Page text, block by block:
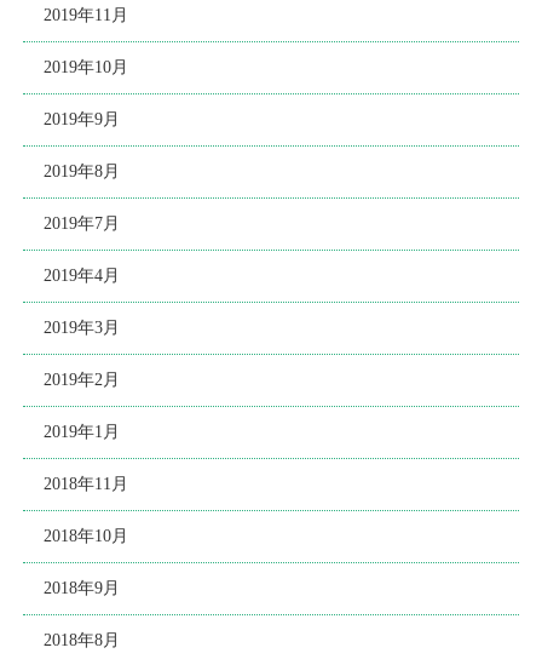
2019年11月
2019年10月
2019年9月
2019年8月
2019年7月
2019年4月
2019年3月
2019年2月
2019年1月
2018年11月
2018年10月
2018年9月
2018年8月